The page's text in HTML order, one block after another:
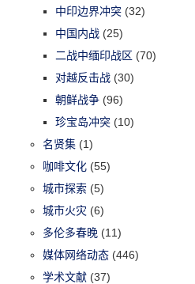
中印边界冲突 (32)
中国内战 (25)
二战中缅印战区 (70)
对越反击战 (30)
朝鲜战争 (96)
珍宝岛冲突 (10)
名贤集 (1)
咖啡文化 (55)
城市探索 (5)
城市火灾 (6)
多伦多春晚 (11)
媒体网络动态 (446)
学术文献 (37)